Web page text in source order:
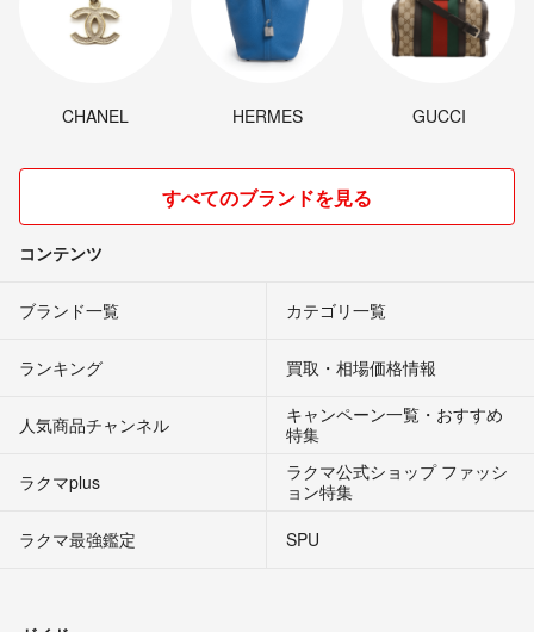
CHANEL HERMES GUCCI
すべてのブランドを見る
コンテンツ
ブランド一覧 カテゴリ一覧
ランキング 買取・相場価格情報
人気商品チャンネル
キャンペーン一覧・おすすめ
特集
ラクマplus
ラクマ公式ショップ ファッシ
ョン特集
ラクマ最強鑑定
SPU